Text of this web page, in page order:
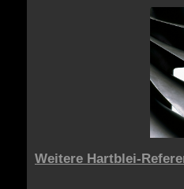
Weitere Hartblei-